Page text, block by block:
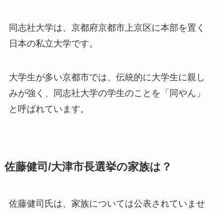
同志社大学は、京都府京都市上京区に本部を置く
日本の私立大学です。
大学生が多い京都市では、伝統的に大学生に親し
みが強く、同志社大学の学生のことを「同やん」
と呼ばれています。
佐藤健司/大津市長選挙の家族は？
佐藤健司氏は、家族については公表されていませ